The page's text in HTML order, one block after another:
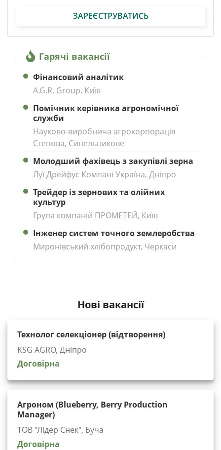
ЗАРЕЄСТРУВАТИСЬ
Гарячі вакансії
Фінансовий аналітик
A.G.R. Group, Київ
Помічник керівника агрономічної
служби
Науково-виробнича агрокорпорація
Степова, Синельникове
Молодший фахівець з закупівлі зерна
Луї Дрейфус Компані Україна, Дніпро
Трейдер із зернових та олійних
культур
Група компаній ПРОМЕТЕЙ, Київ
Інженер систем точного землеробства
Миронівський хлібопродукт, Черкаси
Нові вакансії
Технолог селекціонер (відтворення)
KSG AGRO, Дніпро
Договірна
Агроном (Blueberry, Berry Production
Manager)
ТОВ "Лідер Снек", Буча
Договірна